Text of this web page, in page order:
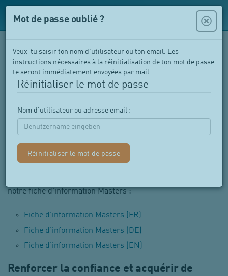
Mot de passe oublié ?
Veux-tu saisir ton nom d'utilisateur ou ton email. Les
instructions nécessaires à la réinitialisation de ton mot de passe
te seront immédiatement envoyées par mail.
Réinitialiser le mot de passe
Nom d'utilisateur ou adresse email :
2.5 à 4 ans
Les cours MASTERS sont nos cours de natation destinés
aux enfants âgés de 2 ans et demi à environ 4 ans. À ce
d'assurance et assument progressivement la
responsabilité de leurs propres actions.
Bien se préparer avant de commencer le cours
Tu souhaites savoir comment se déroule une leçon et quel
notre fiche d'information Masters :
Fiche d'information Masters (FR)
Fiche d'information Masters (DE)
Fiche d'information Masters (EN)
Renforcer la confiance et acquérir de